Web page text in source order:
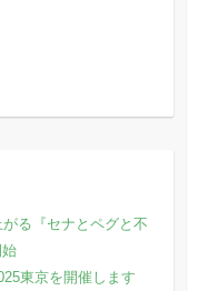
る『セナとペグと不
東京を開催します